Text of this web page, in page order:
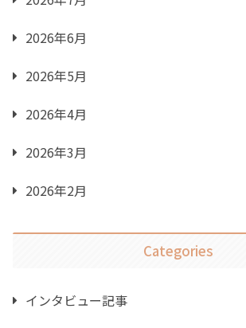
2026年6月
2026年5月
2026年4月
2026年3月
2026年2月
Categories
インタビュー記事